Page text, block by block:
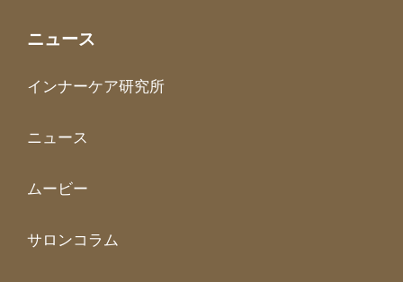
ニュース
インナーケア研究所
ニュース
ムービー
サロンコラム